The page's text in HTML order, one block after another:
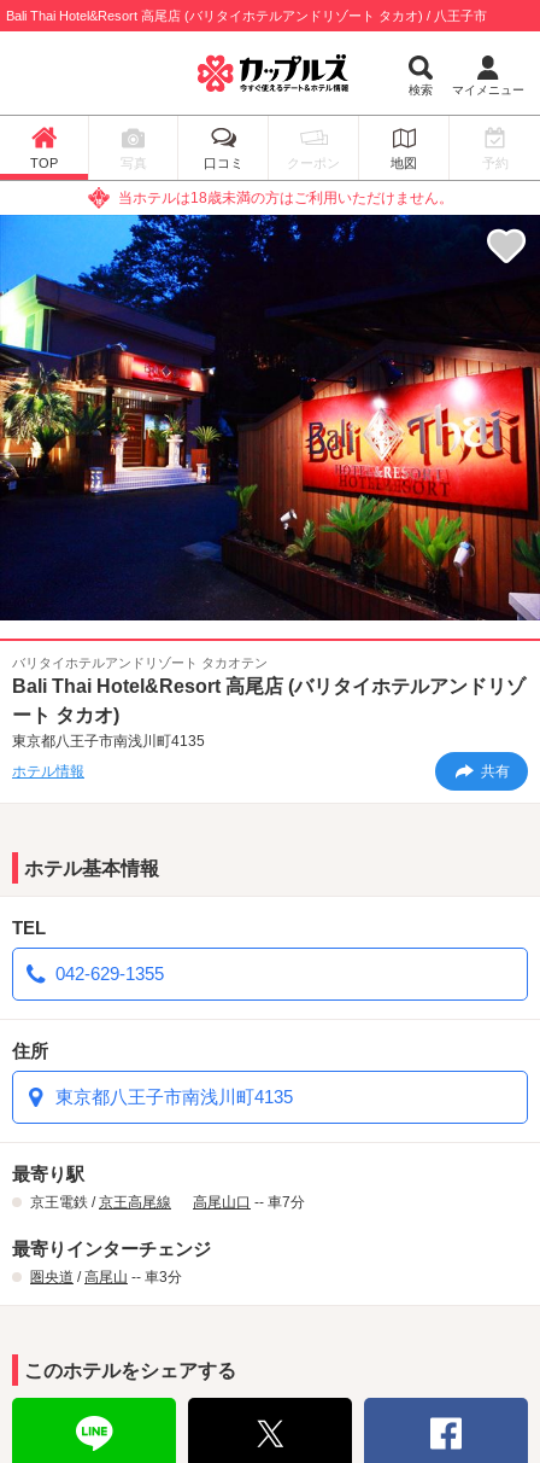
Bali Thai Hotel&Resort 高尾店 (バリタイホテルアンドリゾート タカオ) / 八王子市
検索 マイメニュー
TOP 写真 口コミ クーポン 地図 予約
当ホテルは18歳未満の方はご利用いただけません。
バリタイホテルアンドリゾート タカオテン
Bali Thai Hotel&Resort 高尾店 (バリタイホテルアンドリゾ
ート タカオ)
東京都八王子市南浅川町4135
ホテル情報
共有
ホテル基本情報
TEL
042-629-1355
住所
東京都八王子市南浅川町4135
最寄り駅
京王電鉄 /京王高尾線 高尾山口 -- 車7分
最寄りインターチェンジ
圏央道 /高尾山 -- 車3分
このホテルをシェアする